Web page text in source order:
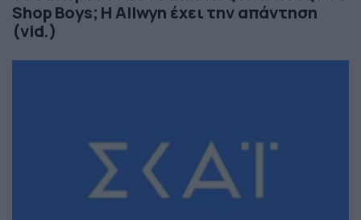
Shop Boys; Η Allwyn έχει την απάντηση
(vid.)